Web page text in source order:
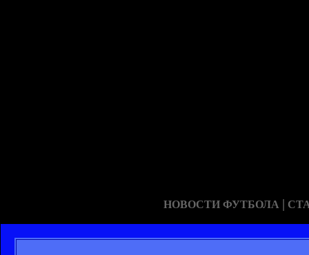
НОВОСТИ ФУТБОЛА |